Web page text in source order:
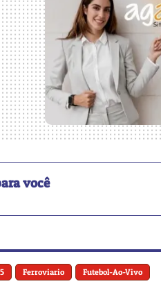
você
Ferroviario Futebol-Ao-Vivo